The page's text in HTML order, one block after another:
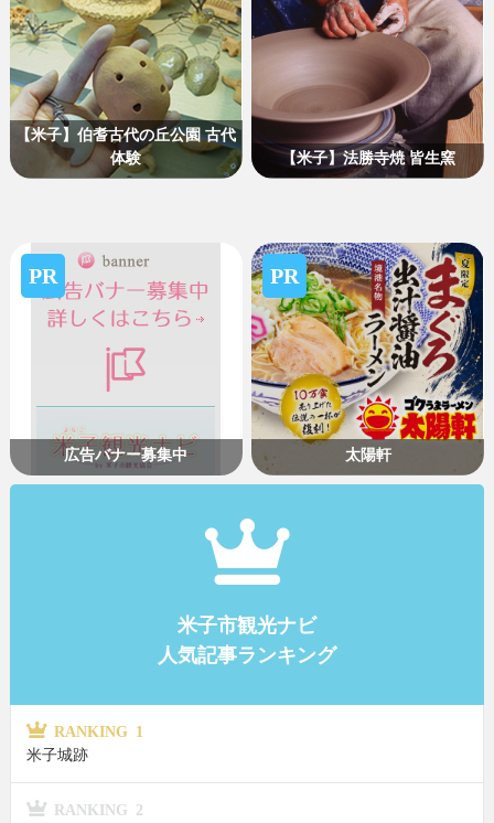
【米子】伯耆古代の丘公園 古代
体験
【米子】法勝寺焼 皆生窯
PR
広告バナー募集中
PR
太陽軒
米子市観光ナビ
人気記事ランキング
RANKING 1
米子城跡
RANKING 2